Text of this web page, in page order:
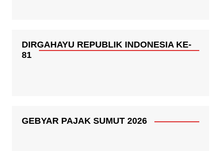
DIRGAHAYU REPUBLIK INDONESIA KE-
81
GEBYAR PAJAK SUMUT 2026